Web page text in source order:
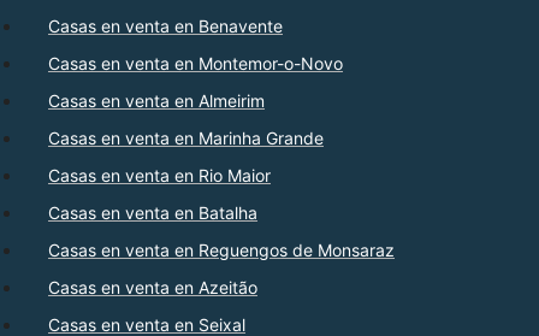
Casas en venta en Benavente
Casas en venta en Montemor-o-Novo
Casas en venta en Almeirim
Casas en venta en Marinha Grande
Casas en venta en Rio Maior
Casas en venta en Batalha
Casas en venta en Reguengos de Monsaraz
Casas en venta en Azeitão
Casas en venta en Seixal